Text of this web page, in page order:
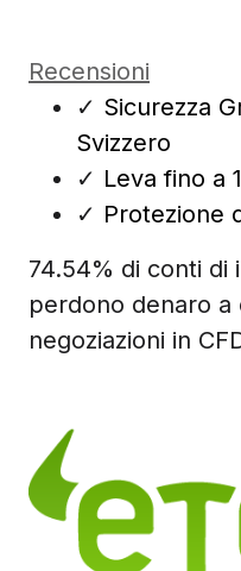
Recensioni
✓ Sicurezza
Svizzero
✓ Leva fino a
✓ Protezione
74.54% di conti di
perdono denaro a
negoziazioni in